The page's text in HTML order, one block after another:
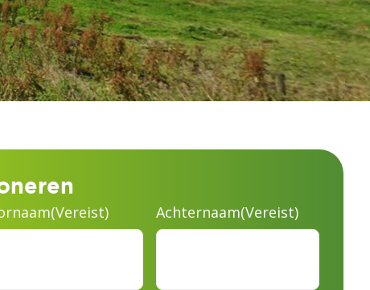
(Vereist) Achternaam(Vereist)